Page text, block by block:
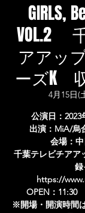
GIRLS,
VOL.2
アアッ
ーズK
4月15日(
公演日：
出演：MiA/烏
会場：中
千葉テレビチア
録
https://
OPEN：
※開場・開演時間